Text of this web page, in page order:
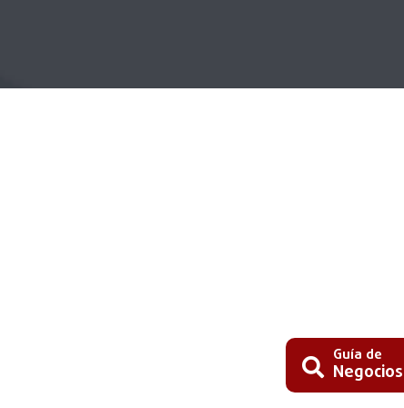
Guía de